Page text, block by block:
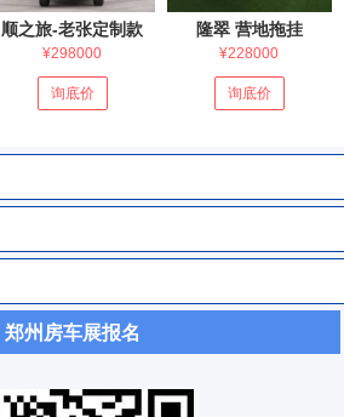
顺之旅-老张定制款
¥298000
询底价
隆翠 营地拖挂
¥228000
询底价
郑州房车展报名